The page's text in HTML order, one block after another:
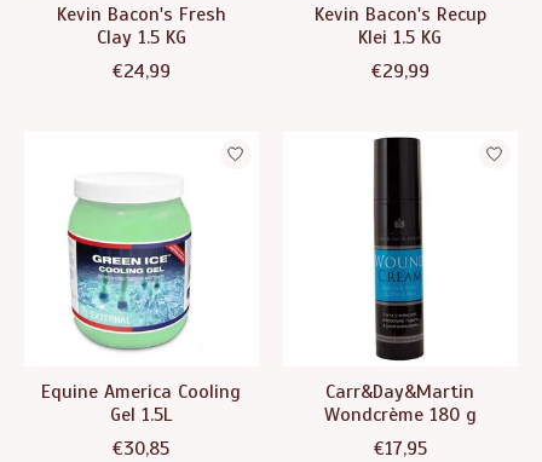
Kevin Bacon's Fresh
Clay 1.5 KG
€24,99
Kevin Bacon's Recup
Klei 1.5 KG
€29,99
Equine America Cooling
Gel 1.5L
€30,85
Carr&Day&Martin
Wondcrème 180 g
€17,95